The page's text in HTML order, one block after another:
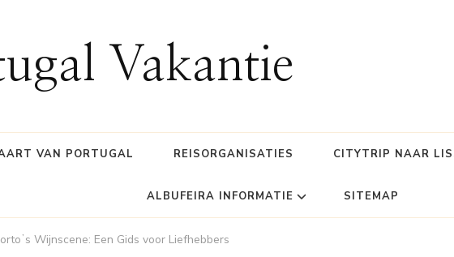
Vakantie
VAN PORTUGAL REISORGANISATIES CITYTRIP NAAR
ALBUFEIRA INFORMATIE SITEMAP
Wijnscene: Een Gids voor Liefhebbers